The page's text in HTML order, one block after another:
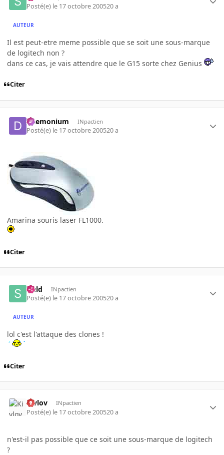
Posté(e) le 17 octobre 200520 a
AUTEUR
Il est peut-etre meme possible que se soit une sous-marque
de logitech non ?
dans ce cas, je vais attendre que le G15 sorte chez Genius
Citer
Daemonium INpactien
Posté(e) le 17 octobre 200520 a
Amarina souris laser FL1000.
Citer
sield INpactien
Posté(e) le 17 octobre 200520 a
AUTEUR
lol c'est l'attaque des clones !
Citer
Kivlov INpactien
Posté(e) le 17 octobre 200520 a
n'est-il pas possible que ce soit une sous-marque de logitech
?